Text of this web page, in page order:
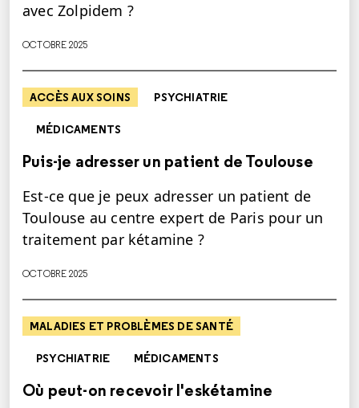
avec Zolpidem ?
OCTOBRE 2025
ACCÈS AUX SOINS PSYCHIATRIE
MÉDICAMENTS
Puis-je adresser un patient de Toulouse
Est-ce que je peux adresser un patient de
Toulouse au centre expert de Paris pour un
traitement par kétamine ?
OCTOBRE 2025
MALADIES ET PROBLÈMES DE SANTÉ
PSYCHIATRIE MÉDICAMENTS
Où peut-on recevoir l'eskétamine